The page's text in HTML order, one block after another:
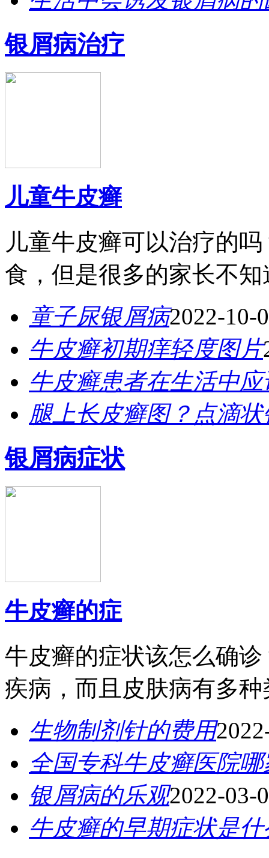
银屑病治疗
儿童牛皮癣
儿童牛皮癣可以治疗的
食，但是很多的家长不知
童子尿银屑病2022-10-
牛皮癣初期痒轻度图片
牛皮癣患者在生活中
腿上长皮癣图？点滴
银屑病症状
牛皮癣的症
牛皮癣的症状该怎么确
疾病，而且皮肤病有多种
生物制剂针的费用
全国专科牛皮癣医院
银屑病的乐观2022-03-
牛皮癣的早期症状是什